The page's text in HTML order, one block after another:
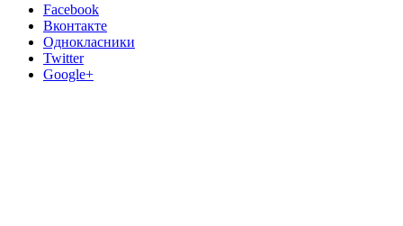
Facebook
Вконтакте
Однокласники
Twitter
Google+